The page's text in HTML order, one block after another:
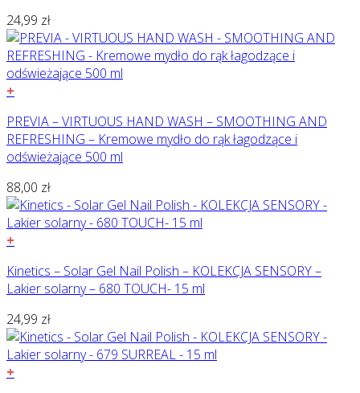
24,99 zł
+
PREVIA – VIRTUOUS HAND WASH – SMOOTHING AND
REFRESHING – Kremowe mydło do rąk łagodzące i
odświeżające 500 ml
88,00 zł
+
Kinetics – Solar Gel Nail Polish – KOLEKCJA SENSORY –
Lakier solarny – 680 TOUCH- 15 ml
24,99 zł
+